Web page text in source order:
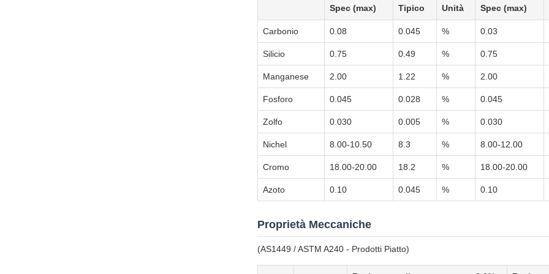
Spec (max) Tipico Unità Spec (max)
Carbonio 0.08 0.045 % 0.03
Silicio 0.75 0.49 % 0.75
Manganese 2.00 1.22 % 2.00
Fosforo 0.045 0.028 % 0.045
Zolfo 0.030 0.005 % 0.030
Nichel 8.00-10.50 8.3 % 8.00-12.00
Cromo 18.00-20.00 18.2 % 18.00-20.00
Azoto 0.10 0.045 % 0.10
Proprietà Meccaniche
(AS1449 / ASTM A240 - Prodotti Piatto)